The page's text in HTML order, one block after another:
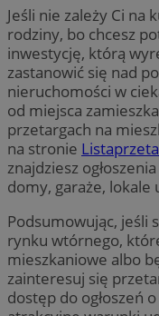
Jeśli nie zależy Ci na
rodziny, bo chcesz
inwestycję, którą
zastanowić się nad
nieruchomości w
od miejsca
przetargach na
na stronie
znajdziesz
domy, garaże, lokale
Podsumowując, jeśli
rynku wtórnego,
mieszkaniowe albo
zainteresuj się
dostęp do ogłoszeń